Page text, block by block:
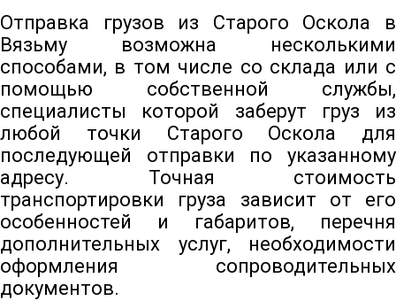
Отправка грузов из Старого Оскола в
Вязьму возможна несколькими
способами, в том числе со склада или с
помощью собственной службы,
специалисты которой заберут груз из
любой точки Старого Оскола для
последующей отправки по указанному
адресу. Точная стоимость
транспортировки груза зависит от его
особенностей и габаритов, перечня
дополнительных услуг, необходимости
оформления сопроводительных
документов.